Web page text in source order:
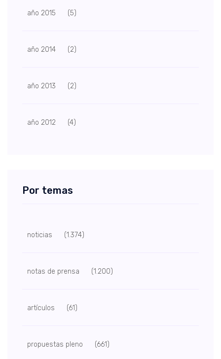
año 2015 (5)
año 2014 (2)
año 2013 (2)
año 2012 (4)
Por temas
noticias (1.374)
notas de prensa (1.200)
artículos (61)
propuestas pleno (661)